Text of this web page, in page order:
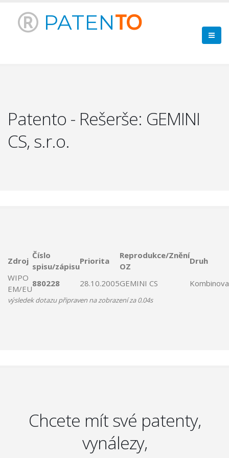
PATENTO
Patento - Rešerše: GEMINI
CS, s.r.o.
Zdroj
Číslo
spisu/zápisu
Priorita
Reprodukce/Znění
OZ
Druh
WIPO
EM/EU
880228 28.10.2005GEMINI CS
výsledek dotazu připraven na zobrazení za 0.04s
Chcete mít své patenty,
vynálezy,